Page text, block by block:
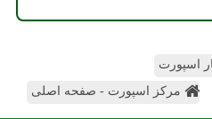
اسپورت
مرکز اسپورت - صفحه اصلی